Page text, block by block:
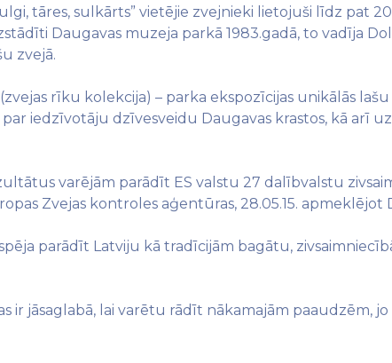
tāres, sulkārts” vietējie zvejnieki lietojuši līdz pat
Daugavas muzeja parkā 1983.gadā, to vadīja
zvejā.
rīku kolekcija) – parka ekspozīcijas unikālās
iedzīvotāju dzīvesveidu Daugavas krastos, kā arī
varējām parādīt ES valstu 27 dalībvalstu
Zvejas kontroles aģentūras, 28.05.15. apmeklējot
parādīt Latviju kā tradīcijām bagātu,
ir jāsaglabā, lai varētu rādīt nākamajām paaudzēm,